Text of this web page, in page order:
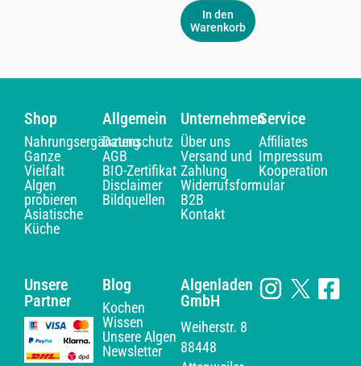
In den
Warenkorb
Shop
Nahrungsergänzung
Ganze
Vielfalt
Algen
probieren
Asiatische
Küche
Allgemein
Datenschutz
AGB
BIO-Zertifikat
Disclaimer
Bildquellen
Unternehmen
Über uns
Versand und
Zahlung
Widerrufsformular
B2B
Kontakt
Service
Affiliates
Impressum
Kooperation
Unsere
Partner
Blog
Kochen
Wissen
Unsere Algen
Newsletter
Algenladen
GmbH
Weiherstr. 8
88448